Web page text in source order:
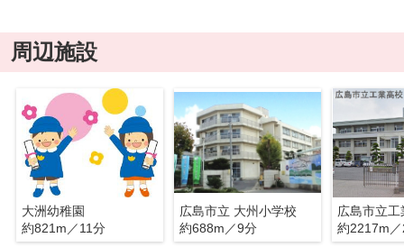
周辺施設
大洲幼稚園
約821m／11分
広島市立 大州小学校
約688m／9分
広島市立工
約2217m